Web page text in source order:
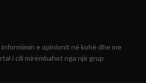
e opinionit në kohë dhe me
i cili mirëmbahet nga një grup